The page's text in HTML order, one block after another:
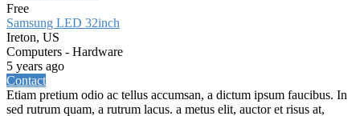
Free
Samsung LED 32inch
Ireton, US
Computers - Hardware
5 years ago
Contact
Etiam pretium odio ac tellus accumsan, a dictum ipsum faucibus. In
sed rutrum quam, a rutrum lacus. a metus elit, auctor et risus at,